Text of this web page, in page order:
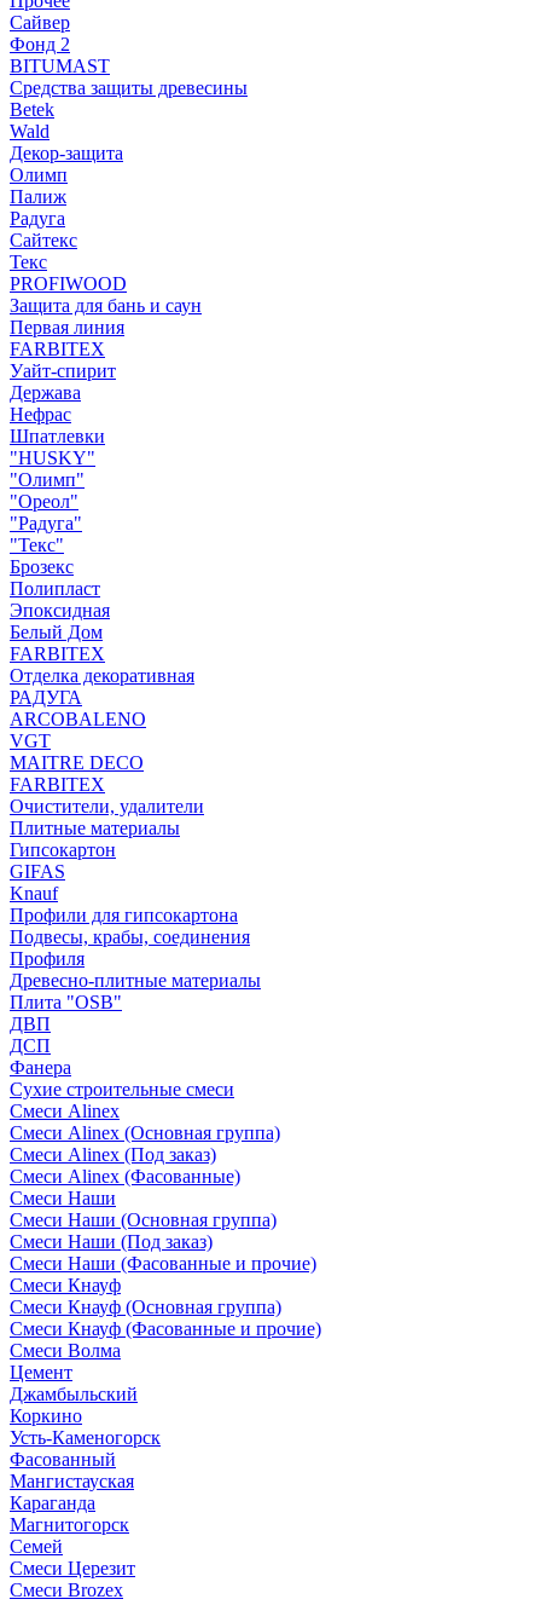
Сайвер
Фонд 2
BITUMAST
Средства защиты древесины
Betek
Wald
Декор-защита
Олимп
Палиж
Радуга
Сайтекс
Текс
PROFIWOOD
Защита для бань и саун
Первая линия
FARBITEX
Уайт-спирит
Держава
Нефрас
Шпатлевки
"HUSKY"
"Олимп"
"Ореол"
"Радуга"
"Текс"
Брозекс
Полипласт
Эпоксидная
Белый Дом
FARBITEX
Отделка декоративная
РАДУГА
ARCOBALENO
VGT
MAITRE DECO
FARBITEX
Очистители, удалители
Плитные материалы
Гипсокартон
GIFAS
Knauf
Профили для гипсокартона
Подвесы, крабы, соединения
Профиля
Древесно-плитные материалы
Плита "OSB"
ДВП
ДСП
Фанера
Сухие строительные смеси
Смеси Alinex
Смеси Alinex (Основная группа)
Смеси Alinex (Под заказ)
Смеси Alinex (Фасованные)
Смеси Наши
Смеси Наши (Основная группа)
Смеси Наши (Под заказ)
Смеси Наши (Фасованные и прочие)
Смеси Кнауф
Смеси Кнауф (Основная группа)
Смеси Кнауф (Фасованные и прочие)
Смеси Волма
Цемент
Джамбыльский
Коркино
Усть-Каменогорск
Фасованный
Мангистауская
Караганда
Магнитогорск
Семей
Смеси Церезит
Смеси Brozex